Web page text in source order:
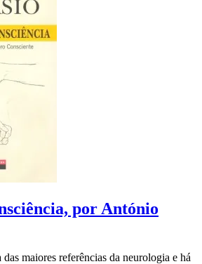
por António
maiores referências da neurologia e há